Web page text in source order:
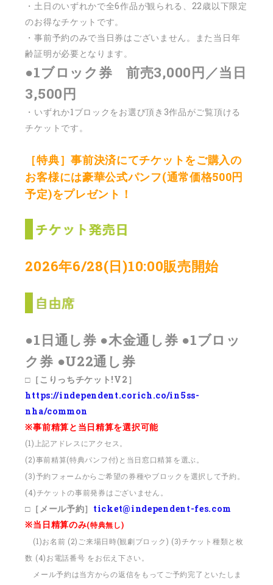
・土日のいずれかで全6作品が観られる、22歳以下限定
のお得なチケットです。
・事前予約のみで当日券はございません。また当日年
齢証明が必要となります。
●1ブロック券 前売3,000円／当日
3,500円
・いずれか1ブロックをお選び頂き3作品がご覧頂ける
チケットです。
［特典］事前決済にてチケットをご購入の
お客様には豪華公式パンフ(通常価格500円
予定)をプレゼント！
2026年6/28(日)10:00販売開始
●1日通し券 ●木金通し券 ●1ブロッ
ク券 ●U22通し券
□［こりっちチケット!V2］
https://independent.corich.co/in5ss-
nha/common
※事前精算と当日精算を選択可能
(1)上記アドレスにアクセス。
(2)事前精算(特典パンフ付)と当日窓口精算を選ぶ。
(3)予約フォームからご希望の券種やブロックを選択して予約。
(4)チケットの事前発券はございません。
□［メール予約］ ticket@independent-fes.com
※当日精算のみ(特典無し)
(1)お名前 (2)ご来場日時(観劇ブロック) (3)チケット種類と枚
数 (4)お電話番号 をお伝え下さい。
メール予約は当方からの返信をもってご予約完了といたしま